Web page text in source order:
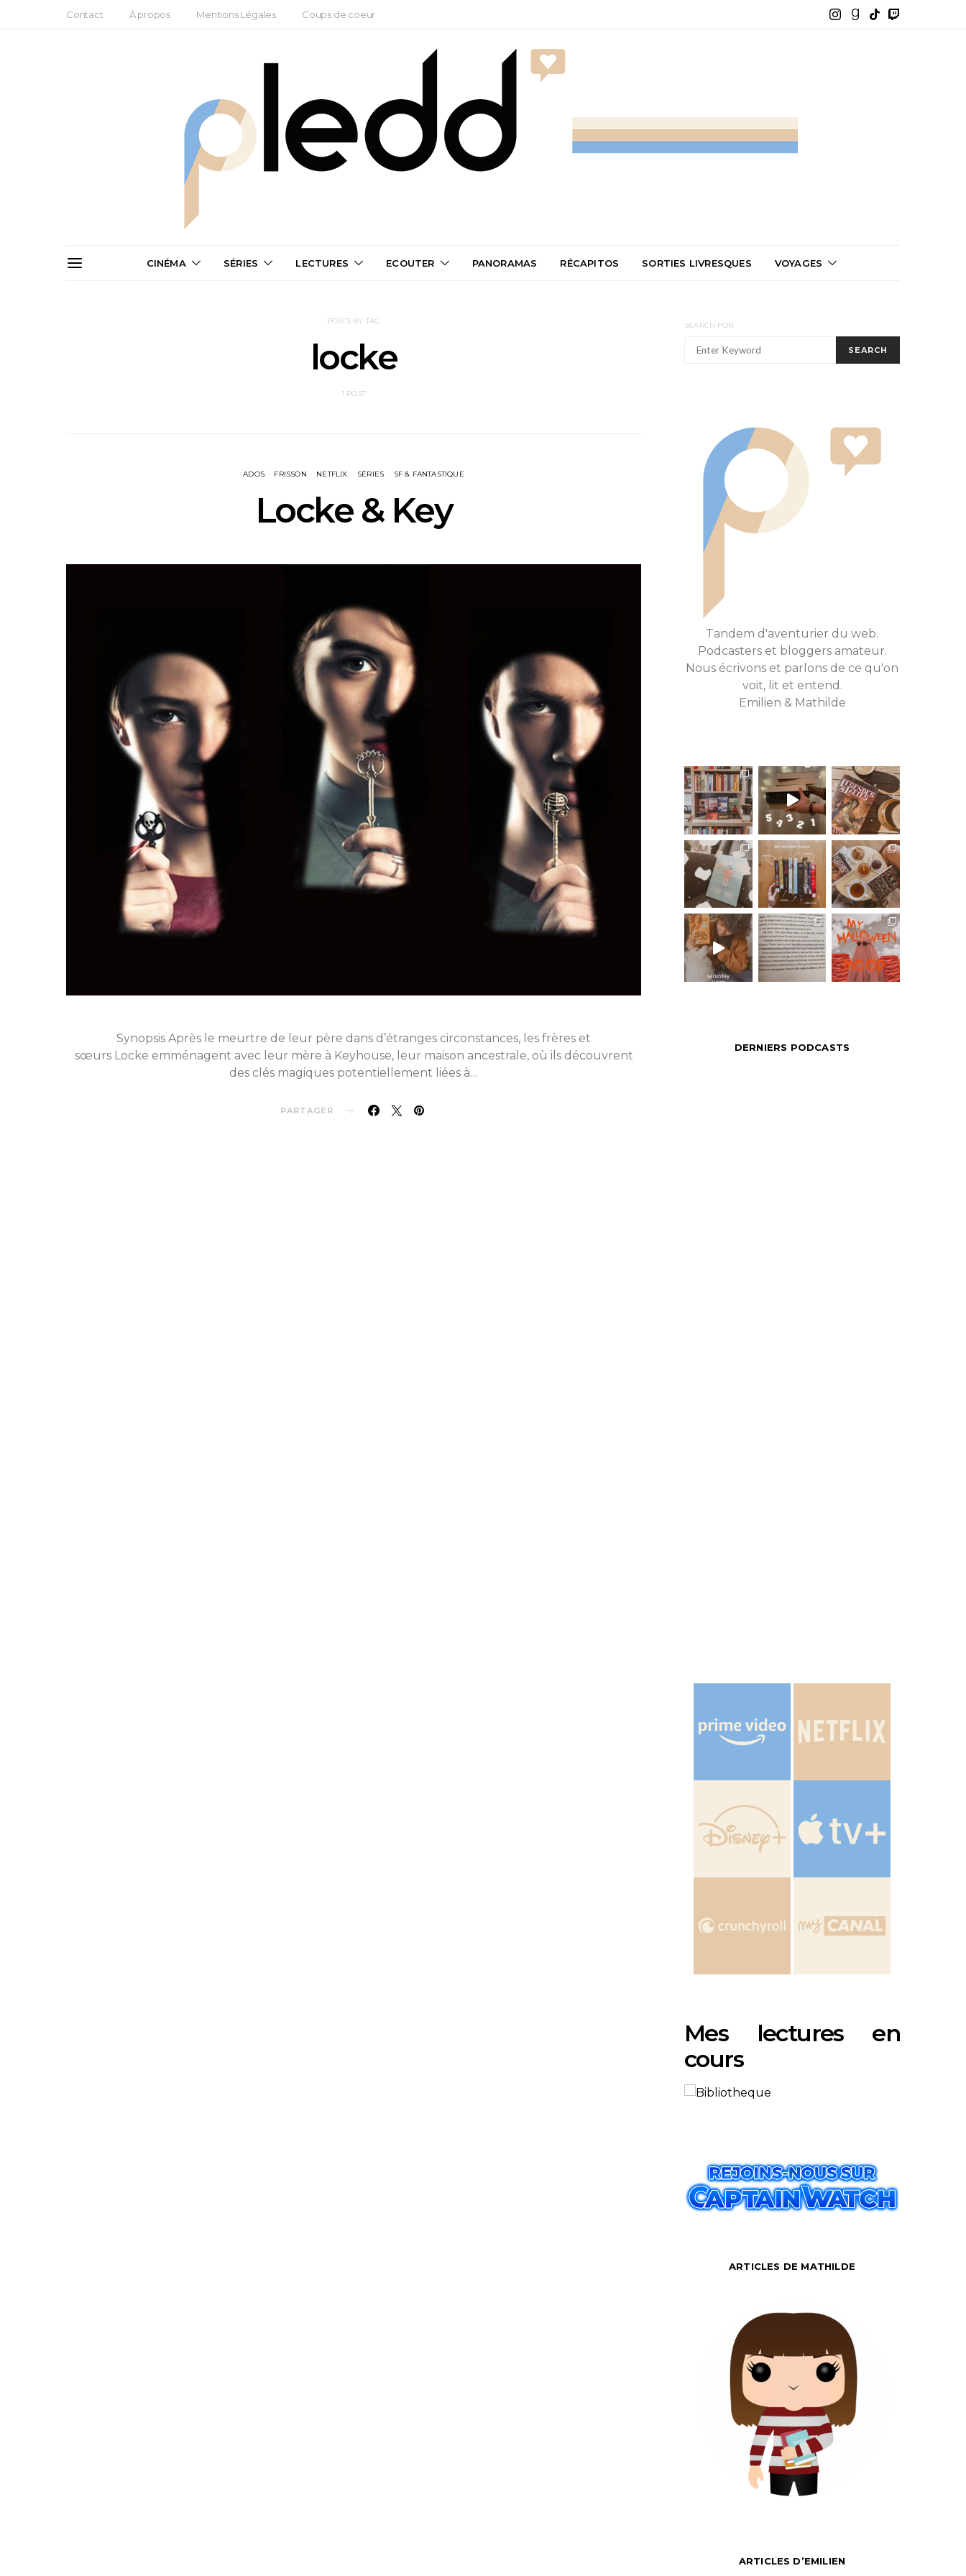
Contact À propos Mentions Légales Coups de coeur
CINÉMA SÉRIES LECTURES ECOUTER PANORAMAS RÉCAPITOS SORTIES LIVRESQUES VOYAGES
POSTS BY TAG
locke
1 POST
ADOS FRISSON NETFLIX SÉRIES SF & FANTASTIQUE
Locke & Key
Synopsis Après le meurtre de leur père dans d’étranges circonstances, les frères et
sœurs Locke emménagent avec leur mère à Keyhouse, leur maison ancestrale, où ils découvrent
des clés magiques potentiellement liées à…
PARTAGER
SEARCH FOR:
SEARCH
Tandem d'aventurier du web.
Podcasters et bloggers amateur.
Nous écrivons et parlons de ce qu'on
voit, lit et entend.
Emilien & Mathilde
DERNIERS PODCASTS
Mes lectures en
cours
ARTICLES DE MATHILDE
ARTICLES D’EMILIEN